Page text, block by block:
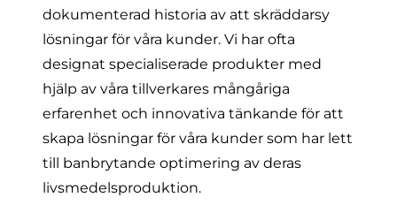
dokumenterad historia av att skräddarsy
lösningar för våra kunder. Vi har ofta
designat specialiserade produkter med
hjälp av våra tillverkares mångåriga
erfarenhet och innovativa tänkande för att
skapa lösningar för våra kunder som har lett
till banbrytande optimering av deras
livsmedelsproduktion.